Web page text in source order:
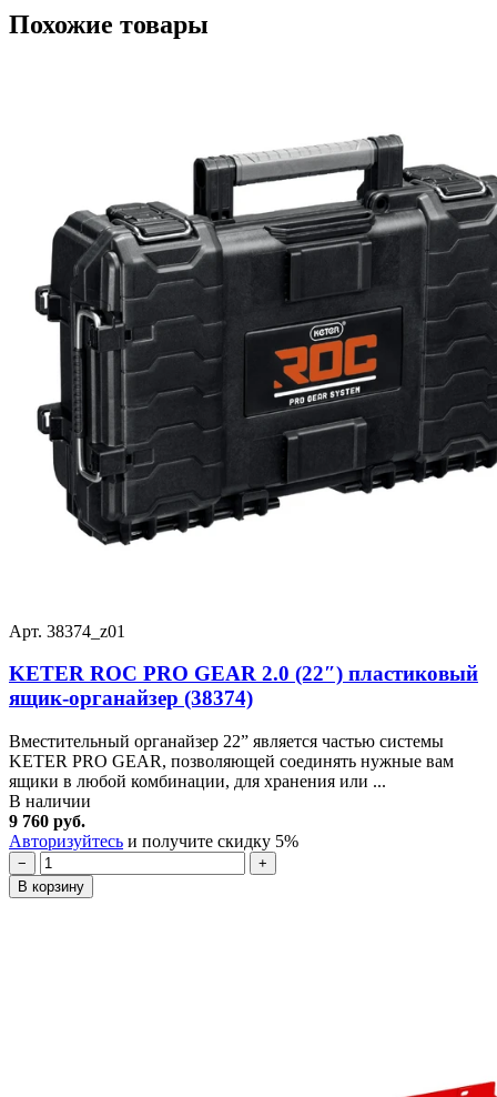
Похожие товары
Арт. 38374_z01
KETER ROC PRO GEAR 2.0 (22″) пластиковый
ящик-органайзер (38374)
Вместительный органайзер 22” является частью системы
KETER PRO GEAR, позволяющей соединять нужные вам
ящики в любой комбинации, для хранения или ...
В наличии
9 760 руб.
Авторизуйтесь и получите скидку 5%
−
+
В корзину